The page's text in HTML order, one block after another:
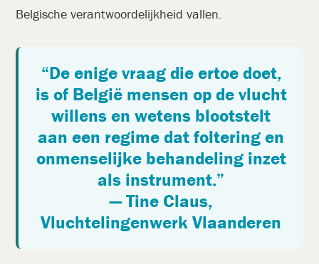
Belgische verantwoordelijkheid vallen.
“De enige vraag die ertoe doet,
is of België mensen op de vlucht
willens en wetens blootstelt
aan een regime dat foltering en
onmenselijke behandeling inzet
als instrument.”
— Tine Claus,
Vluchtelingenwerk Vlaanderen